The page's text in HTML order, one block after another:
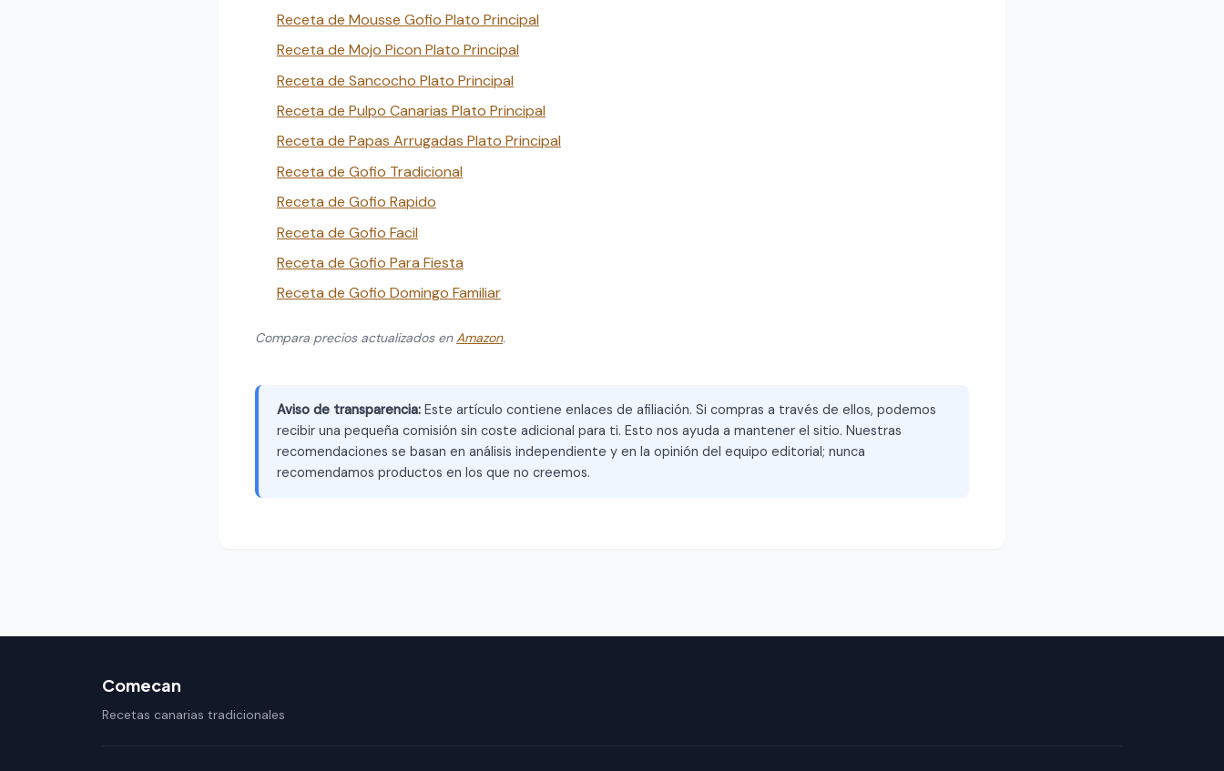
Receta de Mousse Gofio Plato Principal
Receta de Mojo Picon Plato Principal
Receta de Sancocho Plato Principal
Receta de Pulpo Canarias Plato Principal
Receta de Papas Arrugadas Plato Principal
Receta de Gofio Tradicional
Receta de Gofio Rapido
Receta de Gofio Facil
Receta de Gofio Para Fiesta
Receta de Gofio Domingo Familiar
Compara precios actualizados enAmazon.
Aviso de transparencia: Este artículo contiene enlaces de afiliación. Si compras a través de ellos, podemos
recibir una pequeña comisión sin coste adicional para ti. Esto nos ayuda a mantener el sitio. Nuestras
recomendaciones se basan en análisis independiente y en la opinión del equipo editorial; nunca
recomendamos productos en los que no creemos.
Comecan
Recetas canarias tradicionales